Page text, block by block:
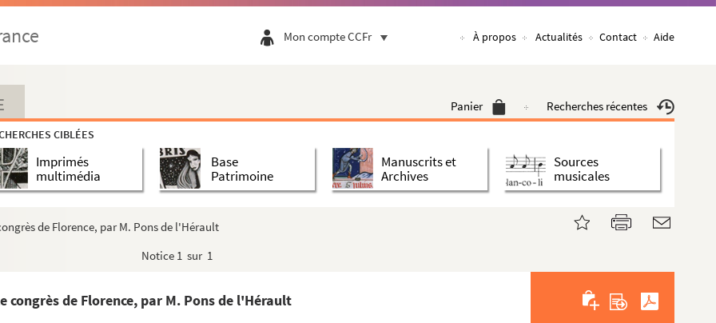
Mon compte CCFr À propos Actualités Contact Aide
Panier Recherches récentes
CIBLÉES
Imprimés
multimédia
Base
Patrimoine
Manuscrits et
Archives
Sources
musicales
de Florence, par M. Pons de l'Hérault
Notice 1 sur 1
de Florence, par M. Pons de l'Hérault
Troisième série
Copies envoyées à la Société des art...
Villeflour, Gourgounet, Cavanac, etc.
XIII
au baron Peyrusse
— 1o. Réception au grade d'apprenti. — 2o
Carcassone »